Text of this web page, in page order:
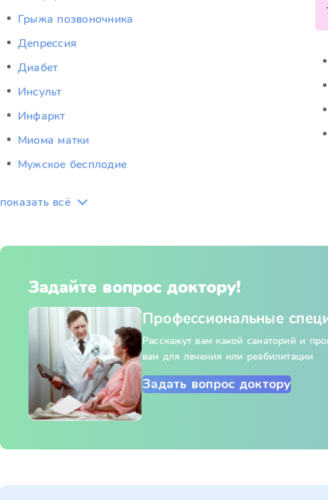
Грыжа позвоночника
Депрессия
Диабет
Инсульт
Инфаркт
Миома матки
Мужское бесплодие
показать всё
Задайте вопрос доктору!
Профессиональные
Расскажут вам какой санаторий и
вам для лечения или реабилитации
Задать вопрос доктору